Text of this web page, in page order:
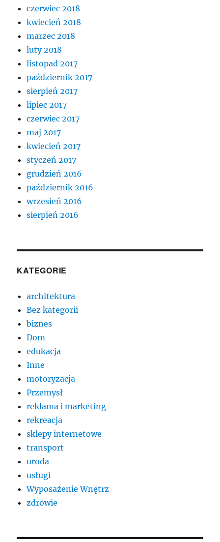
czerwiec 2018
kwiecień 2018
marzec 2018
luty 2018
listopad 2017
październik 2017
sierpień 2017
lipiec 2017
czerwiec 2017
maj 2017
kwiecień 2017
styczeń 2017
grudzień 2016
październik 2016
wrzesień 2016
sierpień 2016
KATEGORIE
architektura
Bez kategorii
biznes
Dom
edukacja
Inne
motoryzacja
Przemysł
reklama i marketing
rekreacja
sklepy internetowe
transport
uroda
usługi
Wyposażenie Wnętrz
zdrowie